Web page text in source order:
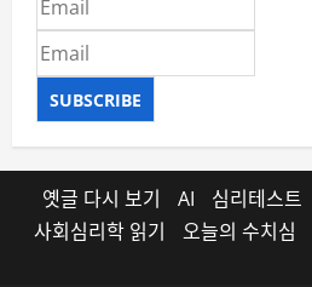
SUBSCRIBE
옛글 다시 보기 AI 심리테스트
사회심리학 읽기
오늘의 수치심